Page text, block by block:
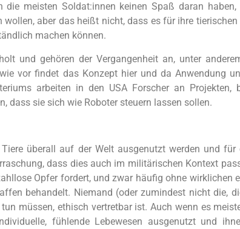
meisten Soldat:innen keinen Spaß daran haben,
aber das heißt nicht, dass es für ihre
machen können.
und gehören der Vergangenheit an, unter
vor findet das Konzept hier und da Anwendung
arbeiten in den USA Forscher an
dass sie sich wie Roboter steuern lassen sollen.
überall auf der Welt ausgenutzt werden und für
dass dies auch im militärischen Kontext
Opfer fordert, und zwar häufig ohne wirklichen
behandelt. Niemand (oder zumindest nicht die,
müssen, ethisch vertretbar ist. Auch wenn es
fühlende Lebewesen ausgenutzt und